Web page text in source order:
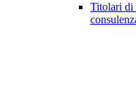
Titolari di